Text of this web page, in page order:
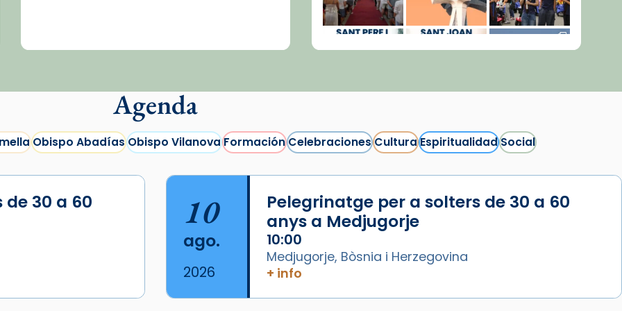
Cargar más...
Agenda
Obispo AbadíasObispo VilanovaFormaciónCelebracionesCulturaEspiritualidadSocial
30 a 60
10
ago.
2026
Pelegrinatge per a solters de 30 a 60
anys a Medjugorje
10:00
Medjugorje, Bòsnia i Herzegovina
+ info